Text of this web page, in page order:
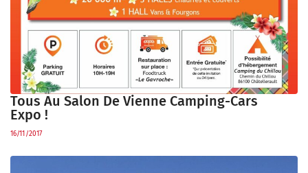
Tous Au Salon De Vienne Camping-Cars
Expo !
16/11/2017